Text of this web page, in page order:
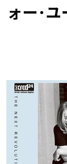
ォー･